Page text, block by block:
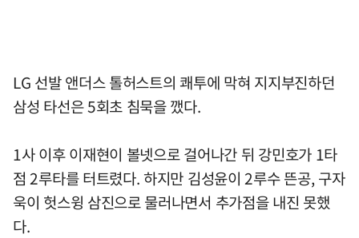
LG 선발 앤더스 톨허스트의 쾌투에 막혀 지지부진하던
삼성 타선은 5회초 침묵을 깼다.
1사 이후 이재현이 볼넷으로 걸어나간 뒤 강민호가 1타
점 2루타를 터트렸다. 하지만 김성윤이 2루수 뜬공, 구자
욱이 헛스윙 삼진으로 물러나면서 추가점을 내진 못했
다.